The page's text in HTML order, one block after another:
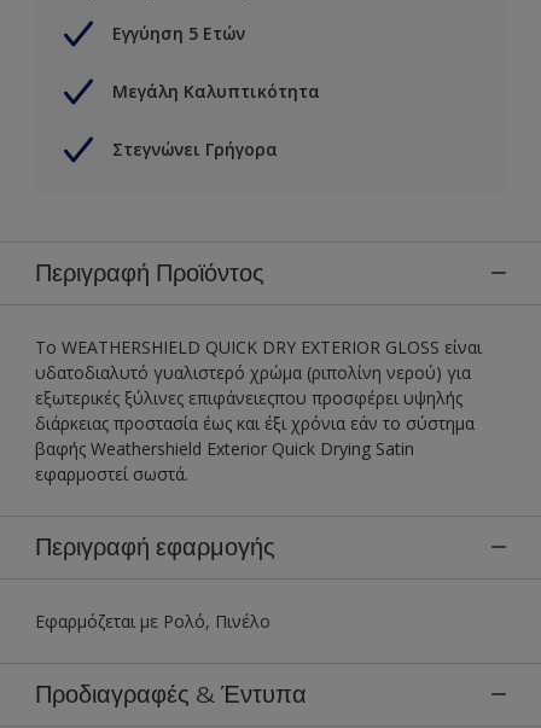
Εγγύηση 5 Ετών
Μεγάλη Καλυπτικότητα
Στεγνώνει Γρήγορα
Περιγραφή Προϊόντος
Το WEATHERSHIELD QUICK DRY EXTERIOR GLOSS είναι
υδατοδιαλυτό γυαλιστερό χρώμα (ριπολίνη νερού) για
εξωτερικές ξύλινες επιφάνειεςπου προσφέρει υψηλής
διάρκειας προστασία έως και έξι χρόνια εάν το σύστημα
βαφής Weathershield Exterior Quick Drying Satin
εφαρμοστεί σωστά.
Περιγραφή εφαρμογής
Εφαρμόζεται με Ρολό, Πινέλο
Προδιαγραφές & Έντυπα